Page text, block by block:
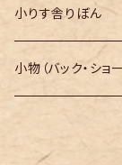
小りす舎りぼん
小物（バック・ショ